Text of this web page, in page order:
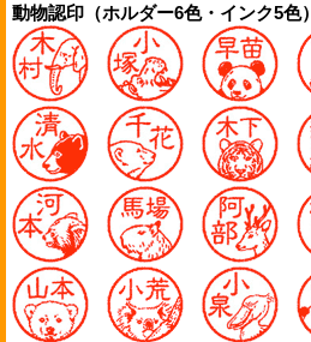
動物認印（ホルダー6色・インク5色）